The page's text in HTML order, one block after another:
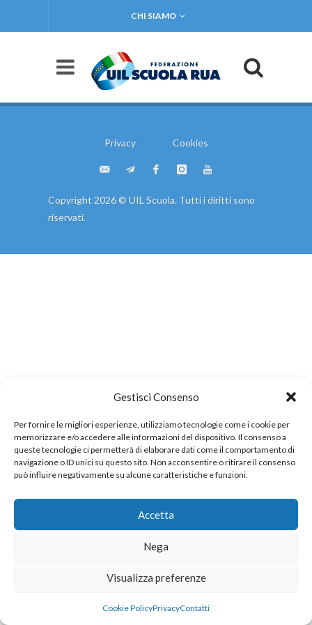
Gestisci Consenso
Per fornire le migliori esperienze, utilizziamo tecnologie come i cookie per
memorizzare e/o accedere alle informazioni del dispositivo. Il consenso a
queste tecnologie ci permetterà di elaborare dati come il comportamento di
navigazione o ID unici su questo sito. Non acconsentire o ritirare il consenso
può influire negativamente su alcune caratteristiche e funzioni.
Accetta
Nega
Visualizza preferenze
Cookie PolicyPrivacyContatti
CHI SIAMO
Privacy Cookies
Copyright 2026 © UIL Scuola. Tutti i diritti sono
riservati.